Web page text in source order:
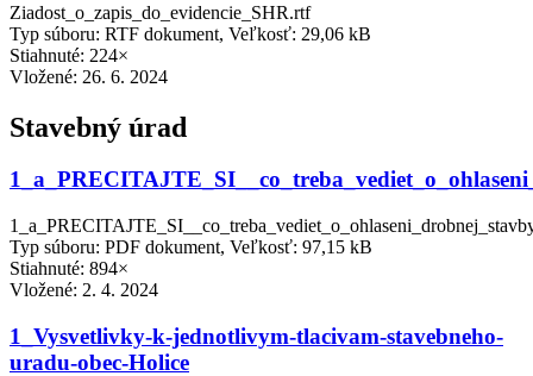
Ziadost_o_zapis_do_evidencie_SHR.rtf
Typ súboru: RTF dokument, Veľkosť: 29,06 kB
Stiahnuté: 224×
Vložené: 26. 6. 2024
Stavebný úrad
Typ súboru: PDF dokument, Veľkosť: 97,15 kB
Stiahnuté: 894×
Vložené: 2. 4. 2024
1_Vysvetlivky-k-jednotlivym-tlacivam-stavebneho-
uradu-obec-Holice